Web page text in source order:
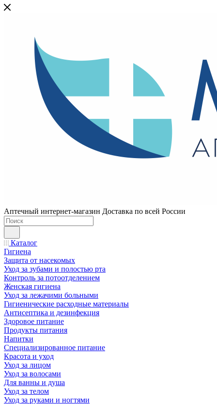
Аптечный интернет-магазин Доставка по всей России
Каталог
Гигиена
Защита от насекомых
Уход за зубами и полостью рта
Контроль за потоотделением
Женская гигиена
Уход за лежачими больными
Гигиенические расходные материалы
Антисептика и дезинфекция
Здоровое питание
Продукты питания
Напитки
Специализированное питание
Красота и уход
Уход за лицом
Уход за волосами
Для ванны и душа
Уход за телом
Уход за руками и ногтями